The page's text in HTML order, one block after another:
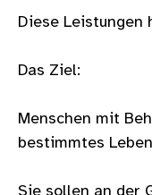
Diese Leistungen
Das Ziel:
Menschen mit
bestimmtes
Sie sollen an der